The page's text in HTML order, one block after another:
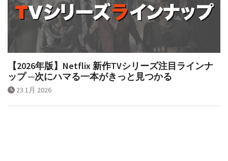
【2026年版】Netflix 新作TVシリーズ注目ラインナ
ップ ─次にハマる一本がきっと見つかる
23 1月 2026